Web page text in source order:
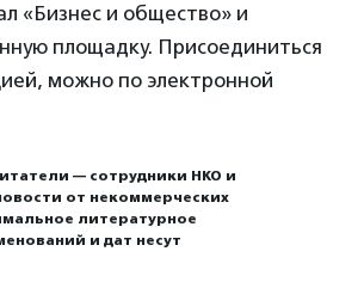
«Бизнес и общество» и
площадку. Присоединиться
можно по электронной
— сотрудники НКО и
от некоммерческих
литературное
и дат несут